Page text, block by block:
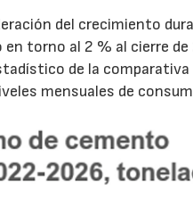
del crecimiento
torno al 2 % al cierre de
de la comparativa
mensuales de